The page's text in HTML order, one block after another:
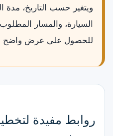
ويتغير حسب التاريخ، مدة
السيارة، والمسار
للحصول على عرض واضح
روابط مفيدة